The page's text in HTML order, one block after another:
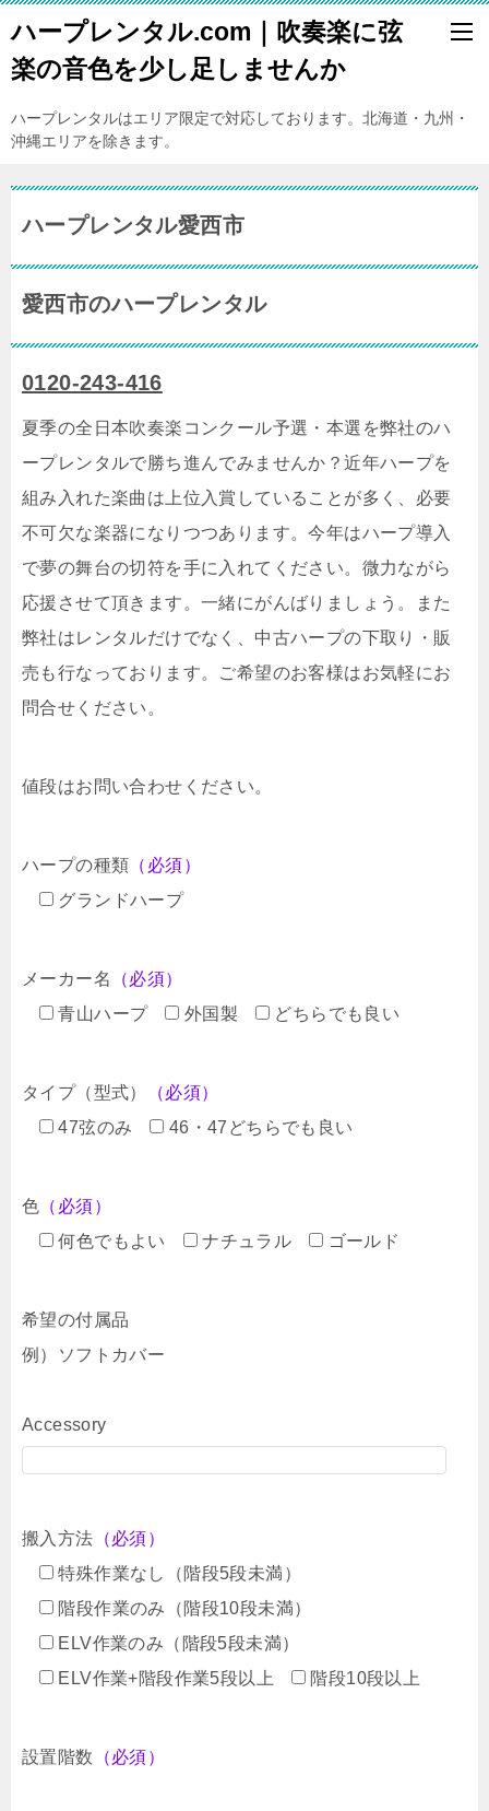
ハープレンタル.com｜吹奏楽に弦
楽の音色を少し足しませんか
ハープレンタルはエリア限定で対応しております。北海道・九州・
沖縄エリアを除きます。
ハープレンタル愛西市
愛西市のハープレンタル
0120-243-416
夏季の全日本吹奏楽コンクール予選・本選を弊社のハ
ープレンタルで勝ち進んでみませんか？近年ハープを
組み入れた楽曲は上位入賞していることが多く、必要
不可欠な楽器になりつつあります。今年はハープ導入
で夢の舞台の切符を手に入れてください。微力ながら
応援させて頂きます。一緒にがんばりましょう。また
弊社はレンタルだけでなく、中古ハープの下取り・販
売も行なっております。ご希望のお客様はお気軽にお
問合せください。
値段はお問い合わせください。
ハープの種類 （必須）
グランドハープ
メーカー名
（必須）
青山ハープ
外国製 どちらでも良い
タイプ（型式）
（必須）
47弦のみ
46・47どちらでも良い
色 （必須）
何色でもよい
ナチュラル ゴールド
希望の付属品
例）ソフトカバー
Accessory
搬入方法 （必須）
特殊作業なし（階段5段未満）
階段作業のみ（階段10段未満）
ELV作業のみ（階段5段未満）
ELV作業+階段作業5段以上
階段10段以上
設置階数 （必須）